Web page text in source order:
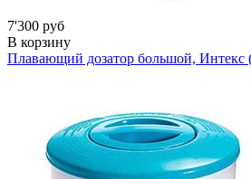
7'300 руб
В корзину
Плавающий дозатор большой, Интекс